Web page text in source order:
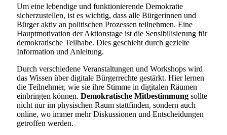
Um eine lebendige und funktionierende Demokratie
sicherzustellen, ist es wichtig, dass alle Bürgerinnen und
Bürger aktiv an politischen Prozessen teilnehmen. Eine
Hauptmotivation der Aktionstage ist die Sensibilisierung für
demokratische Teilhabe. Dies geschieht durch gezielte
Information und Anleitung.
Durch verschiedene Veranstaltungen und Workshops wird
das Wissen über digitale Bürgerrechte gestärkt. Hier lernen
die Teilnehmer, wie sie ihre Stimme in digitalen Räumen
einbringen können. Demokratische Mitbestimmung sollte
nicht nur im physischen Raum stattfinden, sondern auch
online, wo immer mehr Diskussionen und Entscheidungen
getroffen werden.